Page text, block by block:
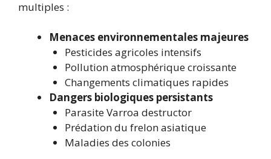
multiples :
Menaces environnementales majeures
Pesticides agricoles intensifs
Pollution atmosphérique croissante
Changements climatiques rapides
Dangers biologiques persistants
Parasite Varroa destructor
Prédation du frelon asiatique
Maladies des colonies